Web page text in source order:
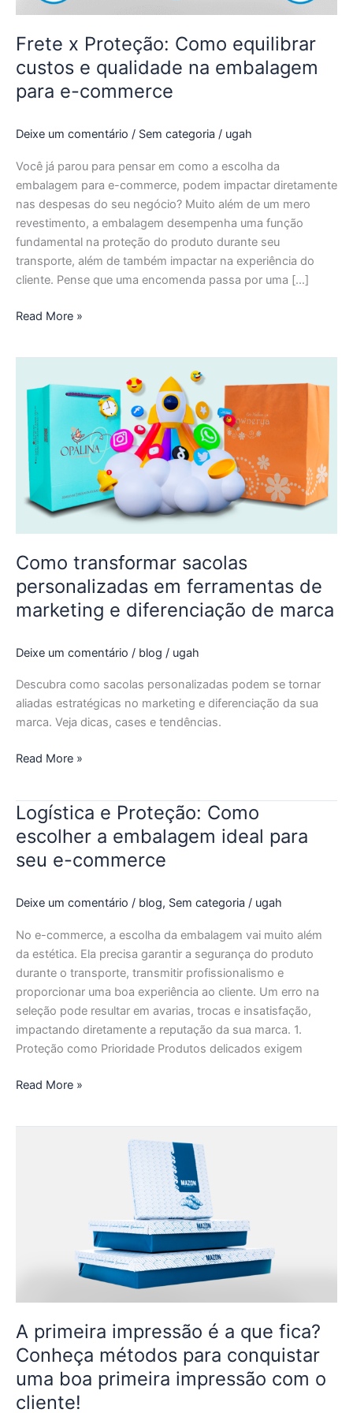
Frete x Proteção: Como equilibrar
custos e qualidade na embalagem
para e-commerce
Deixe um comentário / Sem categoria / ugah
Você já parou para pensar em como a escolha da
embalagem para e-commerce, podem impactar diretamente
nas despesas do seu negócio? Muito além de um mero
revestimento, a embalagem desempenha uma função
fundamental na proteção do produto durante seu
transporte, além de também impactar na experiência do
cliente. Pense que uma encomenda passa por uma […]
embalagem
para
commerce
Read More »
Como transformar sacolas
personalizadas em ferramentas de
marketing e diferenciação de marca
Deixe um comentário / blog / ugah
Descubra como sacolas personalizadas podem se tornar
aliadas estratégicas no marketing e diferenciação da sua
marca. Veja dicas, cases e tendências.
transformar
sacolas
personalizadas
em
ferramentas
marketing
diferenciação
de
Read More »
Logística e Proteção: Como
escolher a embalagem ideal para
seu e-commerce
Deixe um comentário / blog, Sem categoria / ugah
No e-commerce, a escolha da embalagem vai muito além
da estética. Ela precisa garantir a segurança do produto
durante o transporte, transmitir profissionalismo e
proporcionar uma boa experiência ao cliente. Um erro na
seleção pode resultar em avarias, trocas e insatisfação,
impactando diretamente a reputação da sua marca. 1.
Proteção como Prioridade Produtos delicados exigem
Logística
Proteção:
Como
a
ideal
para
seu
e-
commerce
Read More »
A primeira impressão é a que fica?
Conheça métodos para conquistar
uma boa primeira impressão com o
cliente!
para
conquistar
uma
boa
primeira
impressão